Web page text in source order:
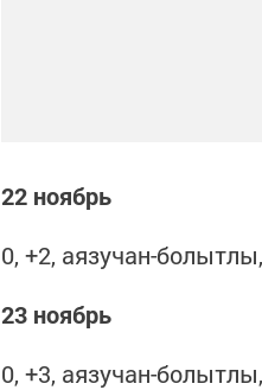
22 ноябрь
0, +2, аязучан-
23 ноябрь
0, +3, аязучан-